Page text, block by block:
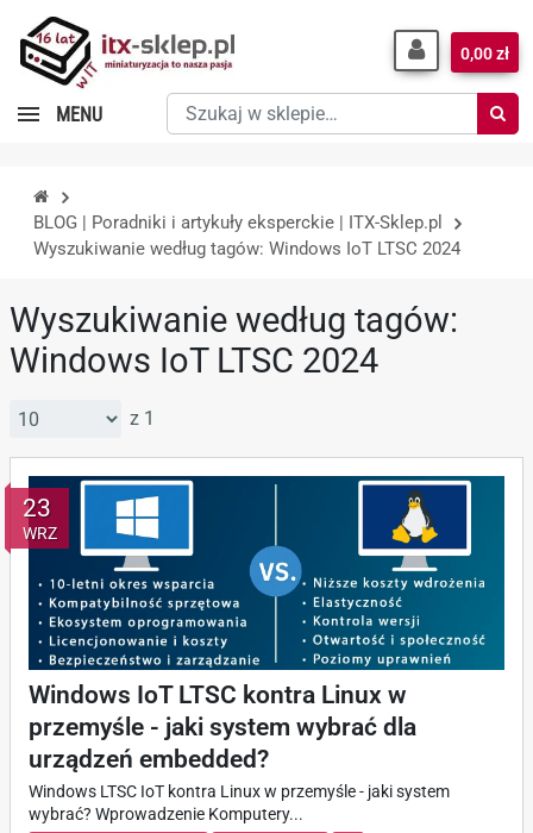
Szukaj
w
0,00 zł
MENU
BLOG | Poradniki i artykuły eksperckie | ITX-Sklep.pl
Wyszukiwanie według tagów: Windows IoT LTSC 2024
Wyszukiwanie według tagów:
Windows IoT LTSC 2024
z 1
23
WRZ
Windows IoT LTSC kontra Linux w
przemyśle - jaki system wybrać dla
urządzeń embedded?
Windows LTSC IoT kontra Linux w przemyśle - jaki system
wybrać? Wprowadzenie Komputery...